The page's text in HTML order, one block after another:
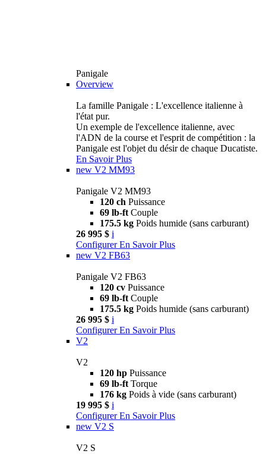
Panigale
Overview
La famille Panigale : L'excellence italienne à
l'état pur.
Un exemple de l'excellence italienne, avec
l'ADN de la course et l'esprit de compétition : la
Panigale est l'objet du désir de chaque Ducatiste.
En Savoir Plus
new V2 MM93
Panigale V2 MM93
120 ch Puissance
69 lb-ft Couple
175.5 kg Poids humide (sans carburant)
26 995 $ i
Configurer En Savoir Plus
new V2 FB63
Panigale V2 FB63
120 cv Puissance
69 lb-ft Couple
175.5 kg Poids humide (sans carburant)
26 995 $ i
Configurer En Savoir Plus
V2
V2
120 hp Puissance
69 lb-ft Torque
176 kg Poids à vide (sans carburant)
19 995 $ i
Configurer En Savoir Plus
new V2 S
V2 S